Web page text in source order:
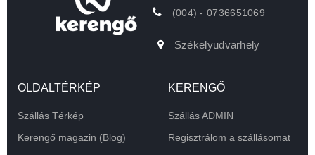
(004) - 0736651069
Székelyudvarhely
OLDALTÉRKÉP
Szállás Térkép
Kerengő magazin (Blog)
KERENGŐ
Szállás ADMIN
Regisztrálom a szállásomat